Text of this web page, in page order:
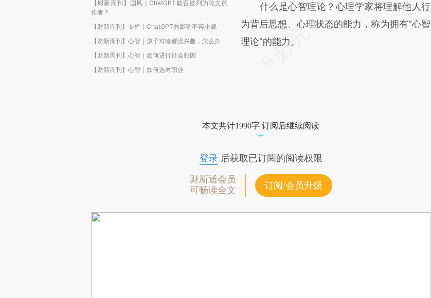
【财新周刊】国风｜ChatGPT能否被列为论文的
作者？
【财新周刊】专栏｜ChatGPT的影响不容小觑
【财新周刊】心智｜孩子对啥都没兴趣，怎么办
【财新周刊】心智｜如何进行社会归因
【财新周刊】心智｜如何选对职业
什么是心智理论？心理学家将理解他人行
为背后思想、心理状态的能力，称为拥有“心智
理论”的能力。
本文共计1990字 订阅后继续阅读
登录后获取已订阅的阅读权限
财新通会员
可畅读全文
订阅/会员升级